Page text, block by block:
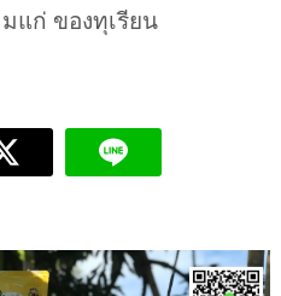
แก่ ของทุเรียน